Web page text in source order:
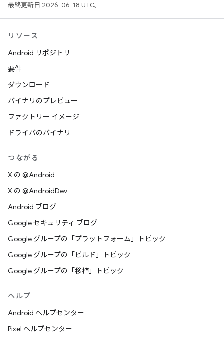
最終更新日 2026-06-18 UTC。
リソース
Android リポジトリ
要件
ダウンロード
バイナリのプレビュー
ファクトリー イメージ
ドライバのバイナリ
つながる
X の @Android
X の @AndroidDev
Android ブログ
Google セキュリティ ブログ
Google グループの「プラットフォーム」トピック
Google グループの「ビルド」トピック
Google グループの「移植」トピック
ヘルプ
Android ヘルプセンター
Pixel ヘルプセンター